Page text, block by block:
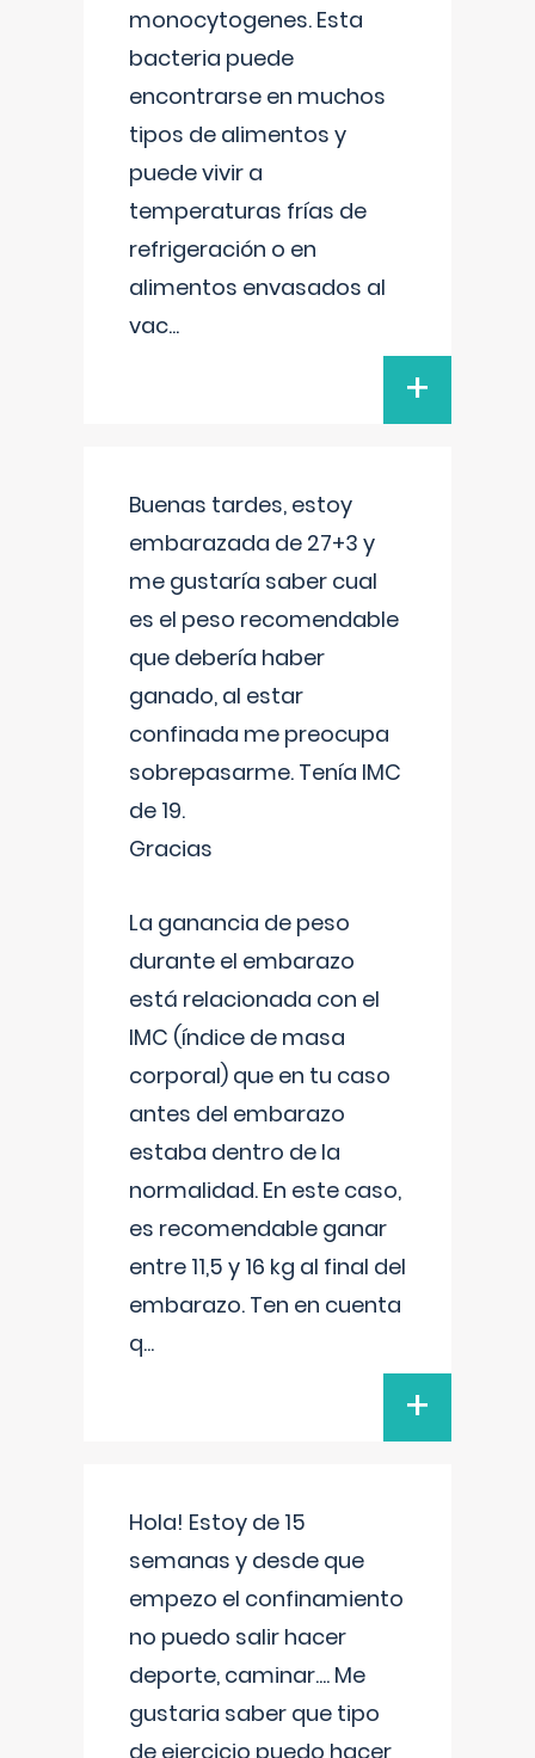
monocytogenes. Esta
bacteria puede
encontrarse en muchos
tipos de alimentos y
puede vivir a
temperaturas frías de
refrigeración o en
alimentos envasados al
vac...
+
Buenas tardes, estoy
embarazada de 27+3 y
me gustaría saber cual
es el peso recomendable
que debería haber
ganado, al estar
confinada me preocupa
sobrepasarme. Tenía IMC
de 19.
Gracias
La ganancia de peso
durante el embarazo
está relacionada con el
IMC (índice de masa
corporal) que en tu caso
antes del embarazo
estaba dentro de la
normalidad. En este caso,
es recomendable ganar
entre 11,5 y 16 kg al final del
embarazo. Ten en cuenta
q...
+
Hola! Estoy de 15
semanas y desde que
empezo el confinamiento
no puedo salir hacer
deporte, caminar.... Me
gustaria saber que tipo
de ejercicio puedo hacer